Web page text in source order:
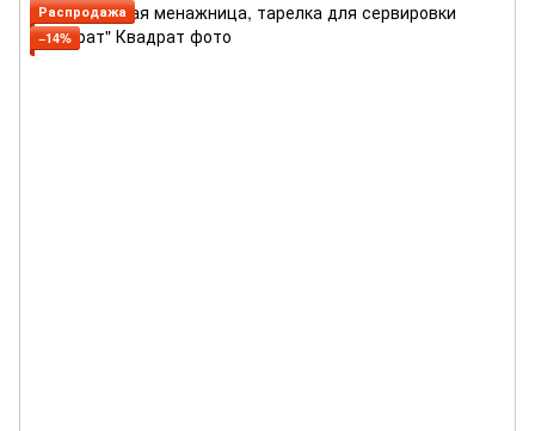
Распродажа
−14%